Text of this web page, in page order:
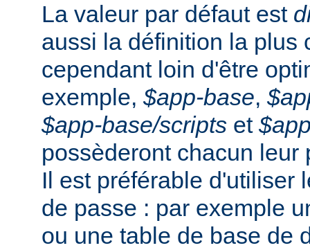
La valeur par défaut est
aussi la définition la plus
cependant loin d'être
exemple, $app-base,
$app-base/scripts et
possèderont chacun leur
Il est préférable d'utiliser
de passe : par exemple
ou une table de base de